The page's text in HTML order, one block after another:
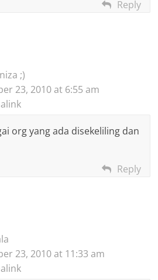
Reply
;)
23, 2010 at 6:55 am
org yang ada disekeliling dan
Reply
23, 2010 at 11:33 am